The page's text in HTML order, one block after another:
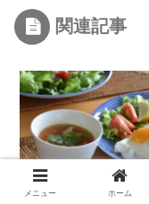
関連記事
メニュー ホーム